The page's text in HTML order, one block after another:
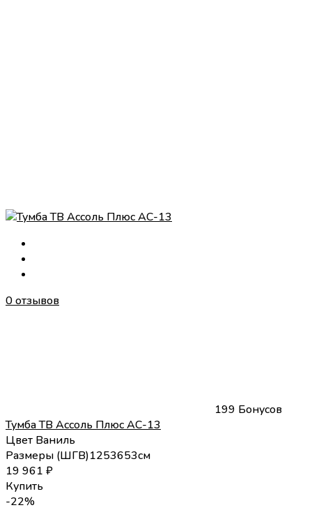
0 отзывов
199 Бонусов
Тумба ТВ Ассоль Плюс АС-13
Цвет Ваниль
Размеры (ШГВ)1253653см
19 961 ₽
Купить
-22%